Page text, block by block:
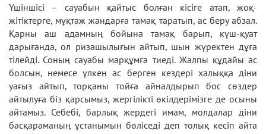
Үшіншісі – сауабын қайтыс болған кісіге атап, жоқ-
жітіктерге, мұқтаж жандарға тамақ таратып, ас беру абзал.
Қарны аш адамның бойына тамақ барып, күш-қуат
дарығанда, ол ризашылығын айтып, шын жүректен дұға
тілейді. Соның сауабы марқұмға тиеді. Жалпы құдайы ас
болсын, немесе үлкен ас берген кездері халыққа діни
уағыз айтып, торқаны тойға айналдырып бос сөздер
айтылуға біз қарсымыз, жергілікті өкілдерімізге де осыны
айтамыз. Себебі, барлық жердегі имам, молдалар діни
басқараманың ұстанымын бөліседі деп толық кесіп айта